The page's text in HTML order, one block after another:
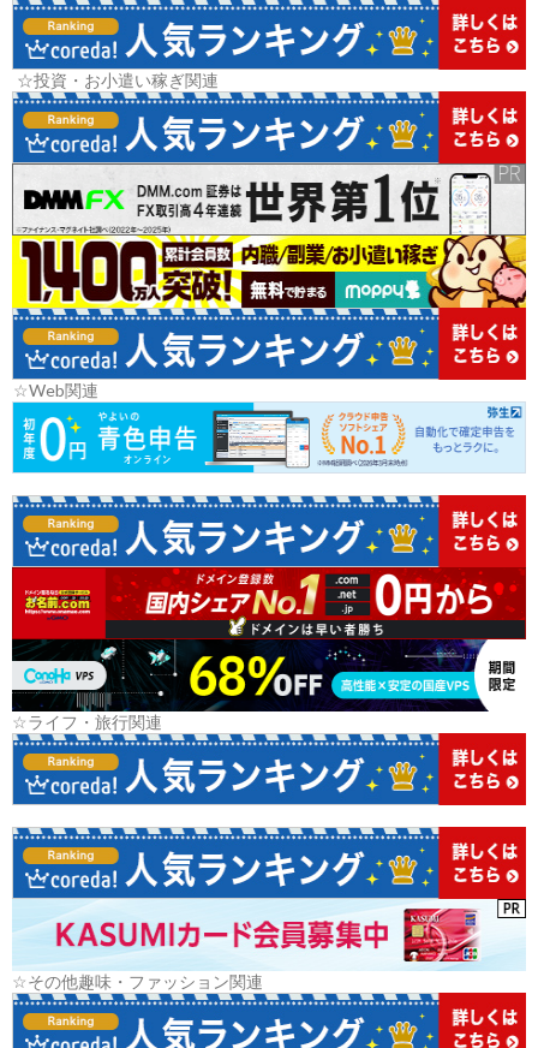
☆投資・お小遣い稼ぎ関連
☆Web関連
☆ライフ・旅行関連
☆その他趣味・ファッション関連